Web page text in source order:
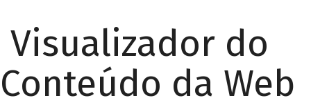
Visualizador do
Conteúdo da Web